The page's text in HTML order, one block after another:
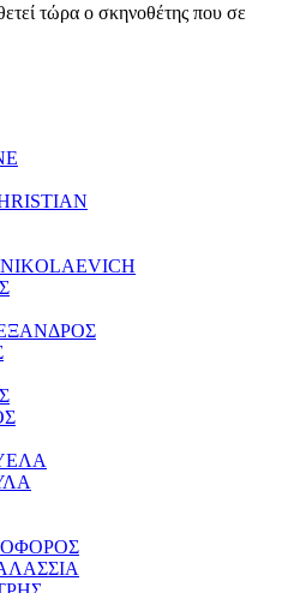
τώρα ο σκηνοθέτης που σε